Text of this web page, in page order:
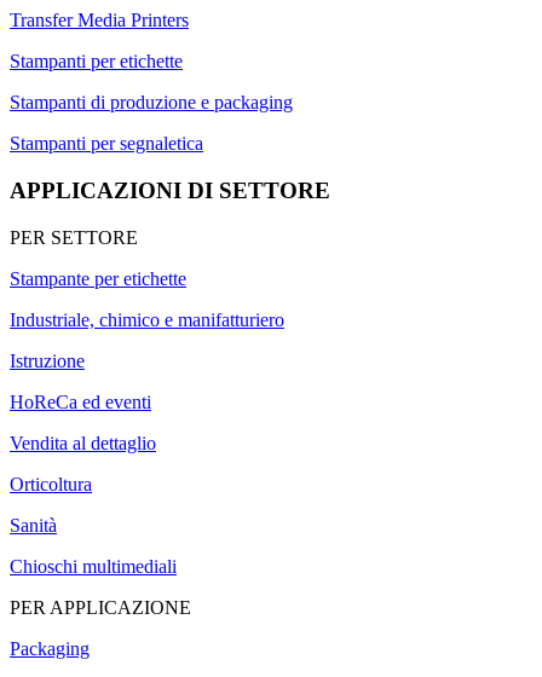
Transfer Media Printers
Stampanti per etichette
Stampanti di produzione e packaging
Stampanti per segnaletica
APPLICAZIONI DI SETTORE
PER SETTORE
Stampante per etichette
Industriale, chimico e manifatturiero
Istruzione
HoReCa ed eventi
Vendita al dettaglio
Orticoltura
Sanità
Chioschi multimediali
PER APPLICAZIONE
Packaging